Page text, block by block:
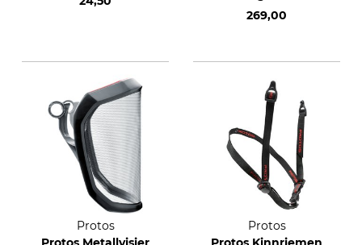
269,00
Protos
Protos